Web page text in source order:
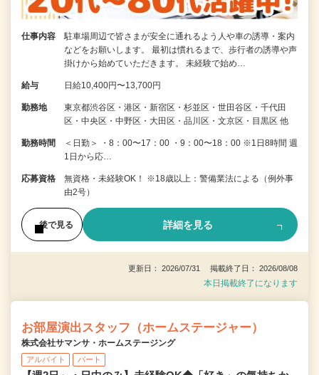
仕事内容
駐車場周辺で皆さまが安全に通れるよう人や車の誘導・案内
などをお願いします。 最初は慣れるまで、歩行者の誘導や声
掛けから始めていただきます。 未経験で始め…
給与 日給10,400円〜13,700円
勤務地
東京都渋谷区・港区・新宿区・杉並区・世田谷区・千代田
区・中央区・中野区・大田区・品川区・文京区・目黒区 他
勤務時間
＜日勤＞ ・8：00〜17：00 ・9：00〜18：00 ※1日8時間 週
1日から応…
応募資格
無資格・未経験OK！ ※18歳以上：警備業法による（例外事
由2号）
後で見る 詳細を見る
更新日： 2026/07/31 掲載終了日： 2026/08/08
本日掲載終了になります
お部屋演出スタッフ（ホームステージャー）
株式会社サマンサ・ホームステージング
アルバイト パート